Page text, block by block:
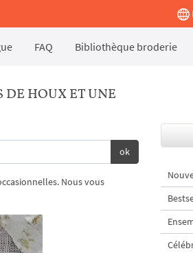
FAQ Bibliothèque broderie
HOUX ET UNE
ok
Nous vous